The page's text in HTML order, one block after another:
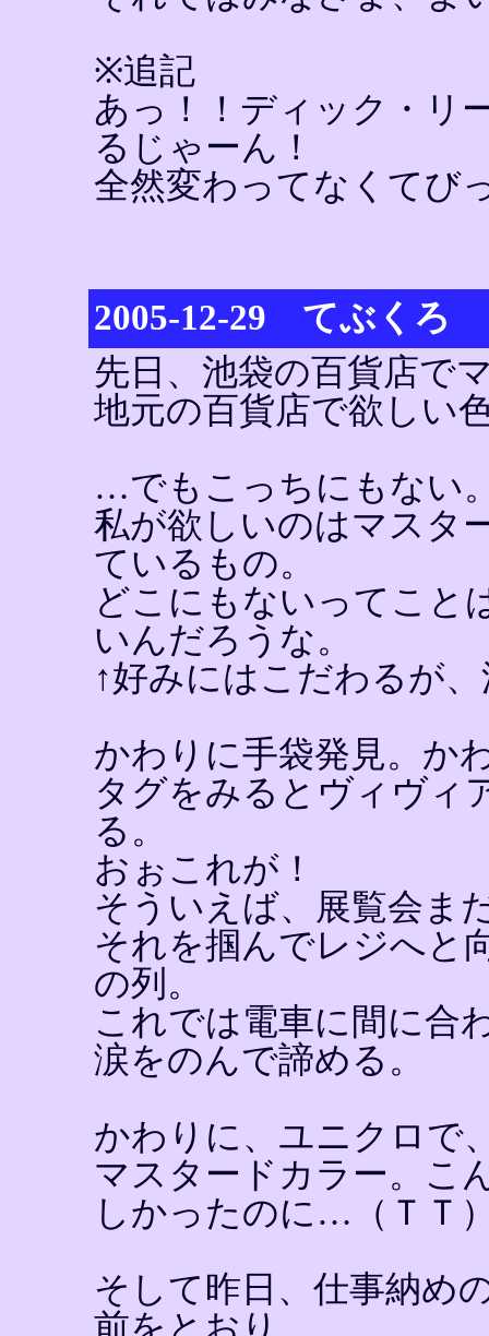
※追記
あっ！！ディック・リ
るじゃーん！
全然変わってなくてび
2005-12-29 てぶくろ
先日、池袋の百貨店で
地元の百貨店で欲しい
…でもこっちにもない
私が欲しいのはマスタ
ているもの。
どこにもないってこと
いんだろうな。
↑好みにはこだわるが
かわりに手袋発見。か
タグをみるとヴィヴィ
る。
おぉこれが！
そういえば、展覧会ま
それを掴んでレジへと
の列。
これでは電車に間に合
涙をのんで諦める。
かわりに、ユニクロで
マスタードカラー。こ
しかったのに…（ＴＴ
そして昨日、仕事納め
前をとおり、